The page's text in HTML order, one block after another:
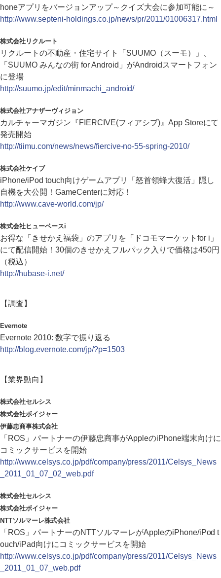
honeアプリをバージョンアップ～クイズ大会に参加可能に～
http://www.septeni-holdings.co.jp/news/pr/2011/01006317.html
株式会社リクルート
リクルートの不動産・住宅サイト「SUUMO（スーモ）」、
「SUUMO みんなの街 for Android」がAndroidスマートフォン
に登場
http://suumo.jp/edit/minmachi_android/
株式会社アナザーヴィジョン
カルチャーマガジン『FIERCIVE(フィアシブ)』App Storeにて
発売開始
http://tiimu.com/news/news/fiercive-no-55-spring-2010/
株式会社ケイブ
iPhone/iPod touch向けゲームアプリ「怒首領蜂大復活」隠し
自機を大公開！GameCenterに対応！
http://www.cave-world.com/jp/
株式会社ヒューベースi
お得な「きせかえ福袋」のアプリを「ドコモマーケットfor i」
にて配信開始！30個のきせかえフルパック入りで価格は450円
（税込）
http://hubase-i.net/
【調査】
Evernote
Evernote 2010: 数字で振り返る
http://blog.evernote.com/jp/?p=1503
【業界動向】
株式会社セルシス
株式会社ボイジャー
伊藤忠商事株式会社
「ROS」パートナーの伊藤忠商事がAppleのiPhone端末向けに
コミックサービスを開始
http://www.celsys.co.jp/pdf/company/press/2011/Celsys_News
_2011_01_07_02_web.pdf
株式会社セルシス
株式会社ボイジャー
NTTソルマーレ株式会社
「ROS」パートナーのNTTソルマーレがAppleのiPhone/iPod t
ouch/iPad向けにコミックサービスを開始
http://www.celsys.co.jp/pdf/company/press/2011/Celsys_News
_2011_01_07_web.pdf